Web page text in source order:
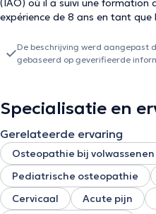
(IAO) où il a suivi une formation
expérience de 8 ans en tant
pointue des troubles
est spécialisé dans le domaine
femme enceinte, ou le sportif. Il
consultations et vous réserve un
cabinet à Florenville. Les
Peltier durent en moyenne 45
De beschrijving werd aangepast
gebaseerd op geverifieerde
Specialisatie en
Gerelateerde ervaring
Osteopathie bij volwassenen
Pediatrische osteopathie
Cervicaal
Acute pijn